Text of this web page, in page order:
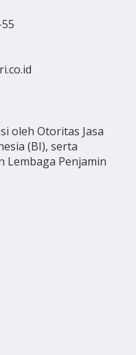
oleh Otoritas Jasa
(BI), serta
Lembaga Penjamin